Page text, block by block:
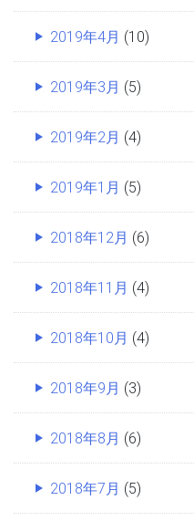
2019年4月 (10)
2019年3月 (5)
2019年2月 (4)
2019年1月 (5)
2018年12月 (6)
2018年11月 (4)
2018年10月 (4)
2018年9月 (3)
2018年8月 (6)
2018年7月 (5)